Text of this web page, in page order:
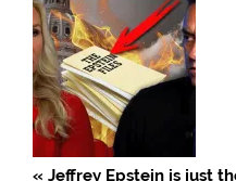
« Jeffrey Epstein is just